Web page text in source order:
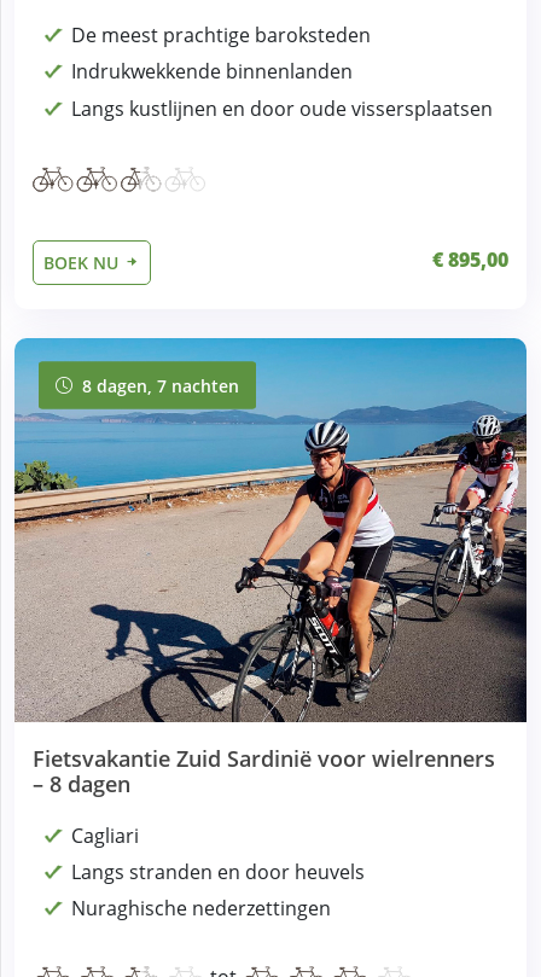
De meest prachtige baroksteden
Indrukwekkende binnenlanden
Langs kustlijnen en door oude vissersplaatsen
BOEK NU € 895,00
8 dagen, 7 nachten
8 dagen, 7 nachten
Fietsvakantie Zuid Sardinië voor wielrenners
– 8 dagen
Cagliari
Langs stranden en door heuvels
Nuraghische nederzettingen